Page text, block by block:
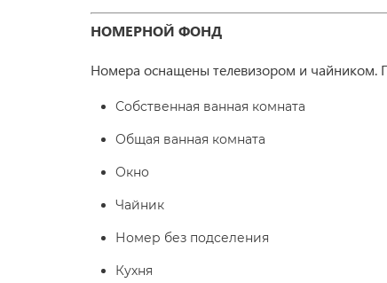
НОМЕРНОЙ ФОНД
Номера оснащены телевизором и чайником.
Собственная ванная комната
Общая ванная комната
Окно
Чайник
Номер без подселения
Кухня